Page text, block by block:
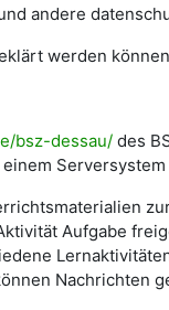
andere
werden
bsz-dessau/ des
Aufgabe
Nachrichten